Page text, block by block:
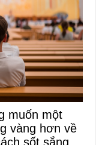
muốn một
vàng hơn về
sốt sắng